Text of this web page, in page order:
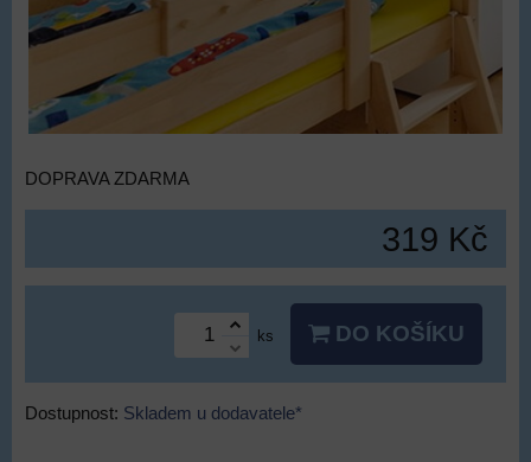
DOPRAVA ZDARMA
319 Kč
ks DO KOŠÍKU
Dostupnost: Skladem u dodavatele*